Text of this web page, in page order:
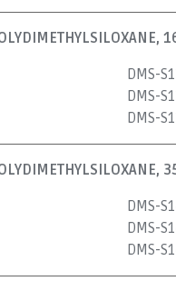
DMS-
DMS-
DMS-
DMS-
DMS-
DMS-